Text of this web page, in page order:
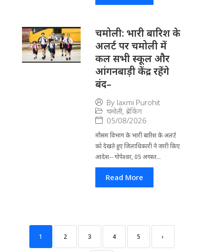
चमोली: भारी बारिश के
अलर्ट पर चमोली में
कल सभी स्कूल और
आंगनबाड़ी केंद्र रहेंगे
बंद–
By laxmi Purohit
चमोली, ब्रेकिंग
05/08/2026
मौसम विभाग के भारी बारिश के अलर्ट
को देखते हुए जिला​धिकारी ने जारी किए
आदेश-- गोपेश्वर, 05 अगस्त...
Read More
1 2 3 4 5 ›